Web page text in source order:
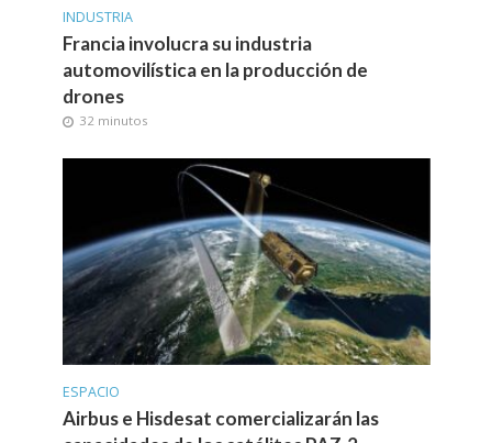
INDUSTRIA
Francia involucra su industria
automovilística en la producción de
drones
32 minutos
ESPACIO
Airbus e Hisdesat comercializarán las